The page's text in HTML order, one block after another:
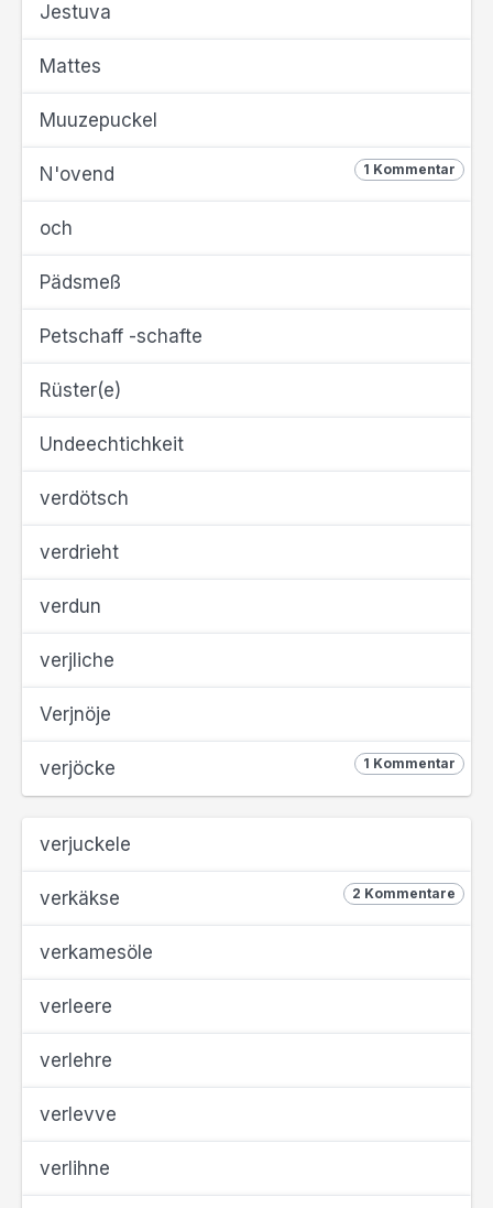
Jestuva
Mattes
Muuzepuckel
1 Kommentar
N'ovend
och
Pädsmeß
Petschaff -schafte
Rüster(e)
Undeechtichkeit
verdötsch
verdrieht
verdun
verjliche
Verjnöje
1 Kommentar
verjöcke
verjuckele
2 Kommentare
verkäkse
verkamesöle
verleere
verlehre
verlevve
verlihne